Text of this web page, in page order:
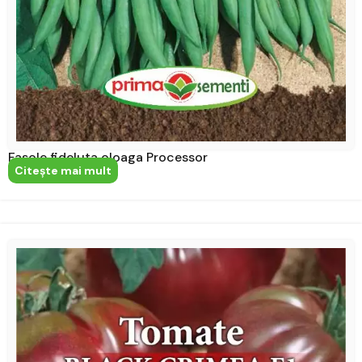
Fasole fideluta oloaga Processor
Citeşte mai mult